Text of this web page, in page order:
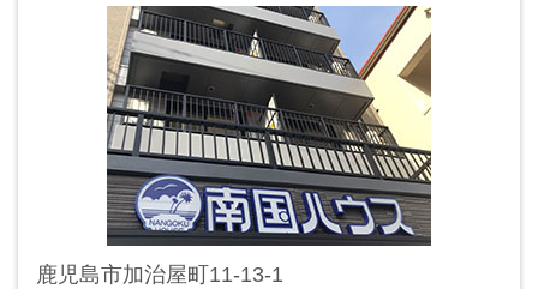
鹿児島市加治屋町11-13-1